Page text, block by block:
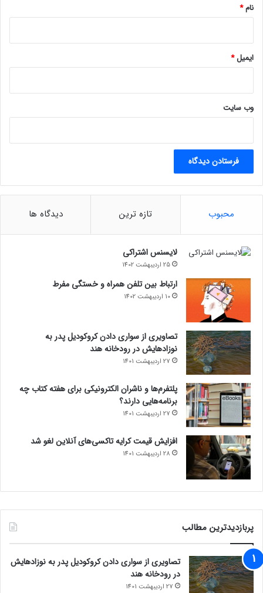
ا
ش
ک
ن
ی
]
نام*
ایمیل*
وب‌ سایت
محبوب تازه ترین دیدگاه ها
لایسنس اشتراکی
25 اردیبهشت 1402
ارتباط بین تلفن همراه و خستگی مفرط
10 اردیبهشت 1402
تصاویری از سواری دادن کروکودیل پدر به
نوزادهایش در رودخانه هند
27 اردیبهشت 1401
پلتفرم‌ها و ناشران الکترونیکی برای هفته کتاب چه
برنامه‌هایی دارند؟
27 اردیبهشت 1401
افزایش قیمت کرایه تاکسی‌های آنلاین لغو شد
28 اردیبهشت 1401
پربازدیدترین مطالب
تصاویری از سواری دادن کروکودیل پدر به نوزادهایش
در رودخانه هند
27 اردیبهشت 1401